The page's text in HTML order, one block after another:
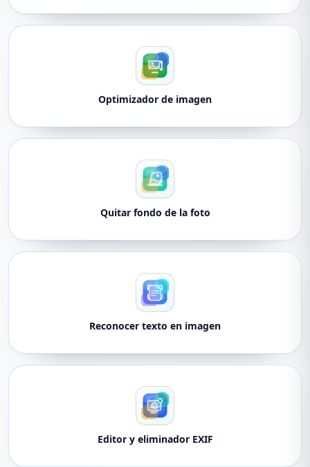
Optimizador de imagen
Quitar fondo de la foto
Reconocer texto en imagen
Editor y eliminador EXIF